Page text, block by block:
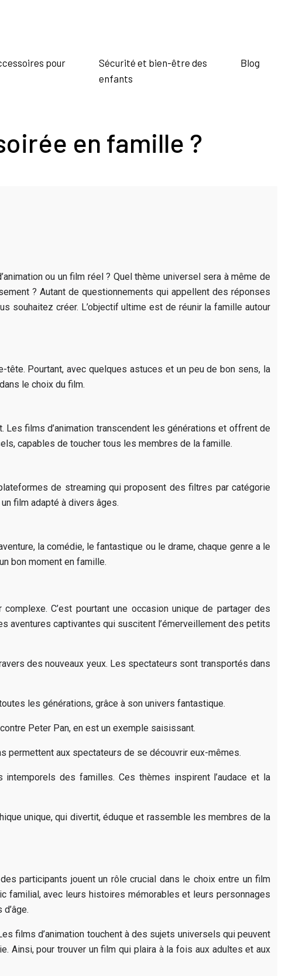
pour
Sécurité et bien-être des
enfants
Blog
en famille ?
ou un film réel ? Quel thème universel sera à même de
? Autant de questionnements qui appellent des réponses
souhaitez créer. L’objectif ultime est de réunir la famille autour
Pourtant, avec quelques astuces et un peu de bon sens, la
le choix du film.
films d’animation transcendent les générations et offrent de
capables de toucher tous les membres de la famille.
de streaming qui proposent des filtres par catégorie
film adapté à divers âges.
la comédie, le fantastique ou le drame, chaque genre a le
bon moment en famille.
C’est pourtant une occasion unique de partager des
aventures captivantes qui suscitent l’émerveillement des petits
des nouveaux yeux. Les spectateurs sont transportés dans
les générations, grâce à son univers fantastique.
Peter Pan, en est un exemple saisissant.
permettent aux spectateurs de se découvrir eux-mêmes.
des familles. Ces thèmes inspirent l’audace et la
unique, qui divertit, éduque et rassemble les membres de la
participants jouent un rôle crucial dans le choix entre un film
familial, avec leurs histoires mémorables et leurs personnages
films d’animation touchent à des sujets universels qui peuvent
Ainsi, pour trouver un film qui plaira à la fois aux adultes et aux